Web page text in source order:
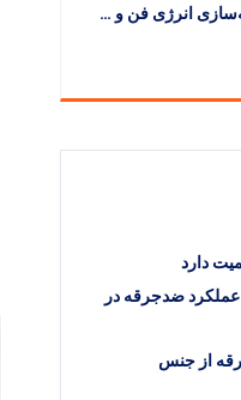
نمونه‌های بهینه‌سازی انرژی فن و ارزیابی هزینه–فایده
دارد
ضدجرقه در
از جنس